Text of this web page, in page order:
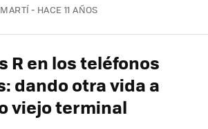
HACE 11 AÑOS
R en los teléfonos
dando otra vida a
viejo terminal